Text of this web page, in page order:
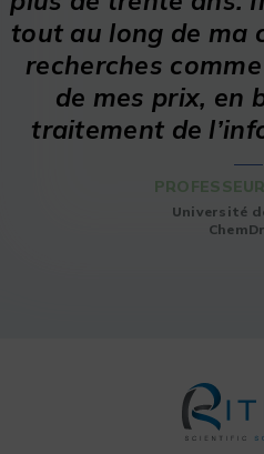
tout au long de ma
recherches
de mes prix, en
traitement de
Université